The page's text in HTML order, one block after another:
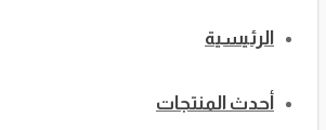
الرئيسية
أحدث المنتجات